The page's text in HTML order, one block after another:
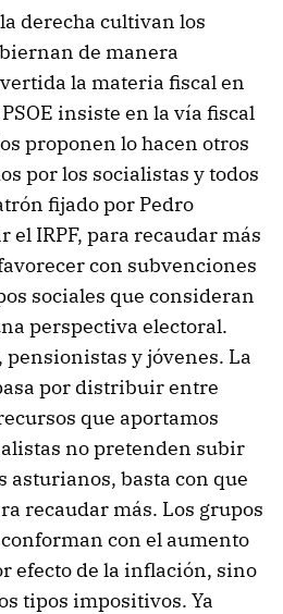
derecha cultivan los
de manera
la materia fiscal en
insiste en la vía fiscal
proponen lo hacen otros
por los socialistas y todos
fijado por Pedro
el IRPF, para recaudar más
con subvenciones
sociales que consideran
perspectiva electoral.
y jóvenes. La
por distribuir entre
que aportamos
no pretenden subir
asturianos, basta con que
recaudar más. Los grupos
con el aumento
efecto de la inflación, sino
tipos impositivos. Ya